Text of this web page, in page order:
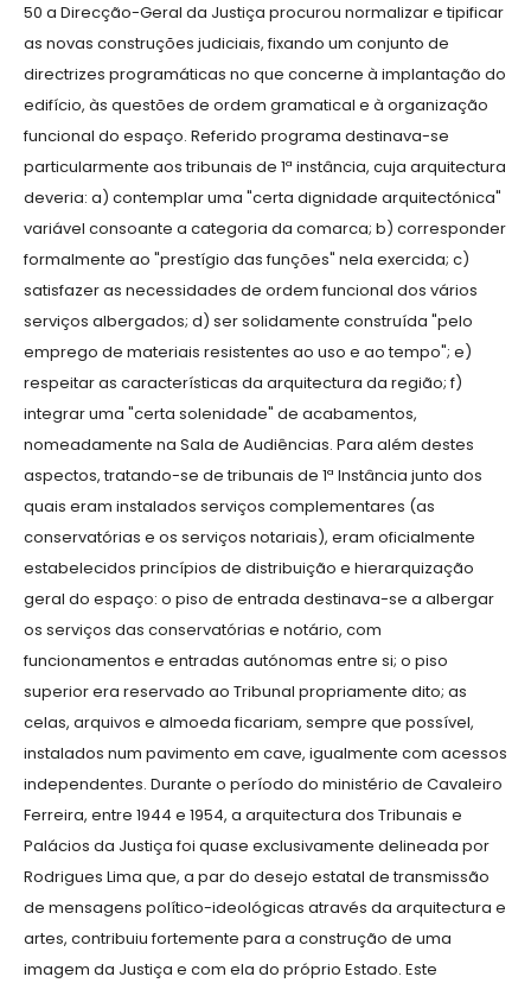
50 a Direcção-Geral da Justiça procurou normalizar e tipificar
as novas construções judiciais, fixando um conjunto de
directrizes programáticas no que concerne à implantação do
edifício, às questões de ordem gramatical e à organização
funcional do espaço. Referido programa destinava-se
particularmente aos tribunais de 1ª instância, cuja arquitectura
deveria: a) contemplar uma "certa dignidade arquitectónica"
variável consoante a categoria da comarca; b) corresponder
formalmente ao "prestígio das funções" nela exercida; c)
satisfazer as necessidades de ordem funcional dos vários
serviços albergados; d) ser solidamente construída "pelo
emprego de materiais resistentes ao uso e ao tempo"; e)
respeitar as características da arquitectura da região; f)
integrar uma "certa solenidade" de acabamentos,
nomeadamente na Sala de Audiências. Para além destes
aspectos, tratando-se de tribunais de 1ª Instância junto dos
quais eram instalados serviços complementares (as
conservatórias e os serviços notariais), eram oficialmente
estabelecidos princípios de distribuição e hierarquização
geral do espaço: o piso de entrada destinava-se a albergar
os serviços das conservatórias e notário, com
funcionamentos e entradas autónomas entre si; o piso
superior era reservado ao Tribunal propriamente dito; as
celas, arquivos e almoeda ficariam, sempre que possível,
instalados num pavimento em cave, igualmente com acessos
independentes. Durante o período do ministério de Cavaleiro
Ferreira, entre 1944 e 1954, a arquitectura dos Tribunais e
Palácios da Justiça foi quase exclusivamente delineada por
Rodrigues Lima que, a par do desejo estatal de transmissão
de mensagens político-ideológicas através da arquitectura e
artes, contribuiu fortemente para a construção de uma
imagem da Justiça e com ela do próprio Estado. Este